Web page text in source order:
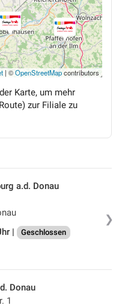
| ©OpenStreetMapcontributors
Karte, um mehr
zur Filiale zu
❯
a.d. Donau
|
Geschlossen
Donau
1